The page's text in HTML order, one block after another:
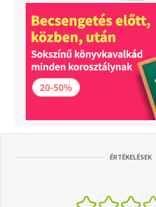
ÉRTÉKELÉSEK